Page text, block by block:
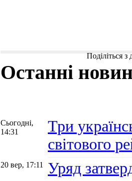
Поділіться
Останні
Сьогодні,
14:31
Три
світового
20 вер, 17:11
Уряд